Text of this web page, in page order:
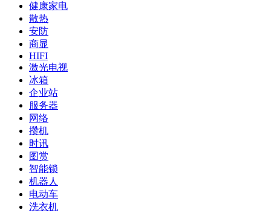
健康家电
散热
安防
商显
HIFI
激光电视
冰箱
企业站
服务器
网络
攒机
时讯
图赏
智能锁
机器人
电动车
洗衣机